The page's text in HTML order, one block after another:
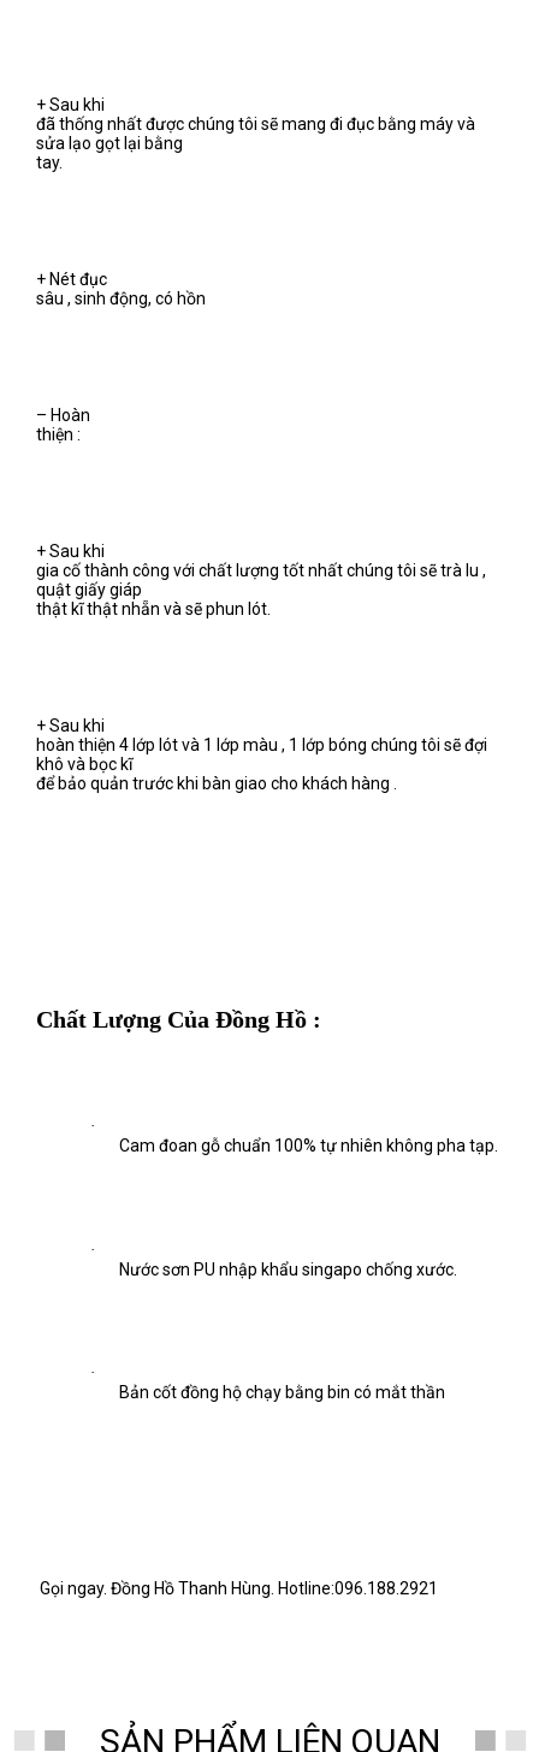
+ Sau khi
đã thống nhất được chúng tôi sẽ mang đi đục bằng máy và
sửa lạo gọt lại bằng
tay.
+ Nét đục
sâu , sinh động, có hồn
– Hoàn
thiện :
+ Sau khi
gia cố thành công với chất lượng tốt nhất chúng tôi sẽ trà lu ,
quật giấy giáp
thật kĩ thật nhẵn và sẽ phun lót.
+ Sau khi
hoàn thiện 4 lớp lót và 1 lớp màu , 1 lớp bóng chúng tôi sẽ đợi
khô và bọc kĩ
để bảo quản trước khi bàn giao cho khách hàng .
Chất Lượng Của Đồng Hồ :
·
Cam đoan gỗ chuẩn 100% tự nhiên không pha tạp.
·
Nước sơn PU nhập khẩu singapo chống xước.
·
Bản cốt đồng hộ chạy bằng bin có mắt thần
Gọi ngay. Đồng Hồ Thanh Hùng. Hotline:096.188.2921
SẢN PHẨM LIÊN QUAN